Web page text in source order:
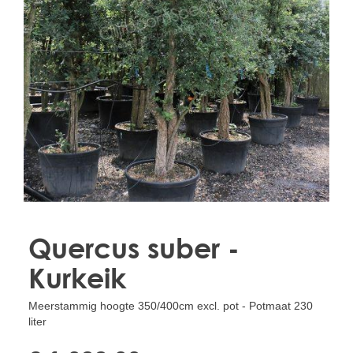
Treesafe
VORSTBESCHERMINGVOORBOMEN.NL
WINTERSCHUTZFUERBAEUME.DE
FROSTPROTECTIONFORTREES.CO.UK
Terracotta
TERRACOTTA.NL
TERRACOTTA.BE
TERRAKOTTA.DE
Quercus suber -
Kurkeik
Meerstammig hoogte 350/400cm excl. pot - Potmaat 230
liter